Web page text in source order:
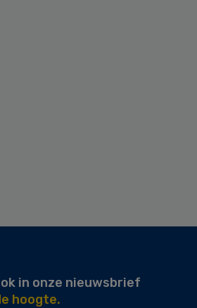
in onze nieuwsbrief
hoogte.